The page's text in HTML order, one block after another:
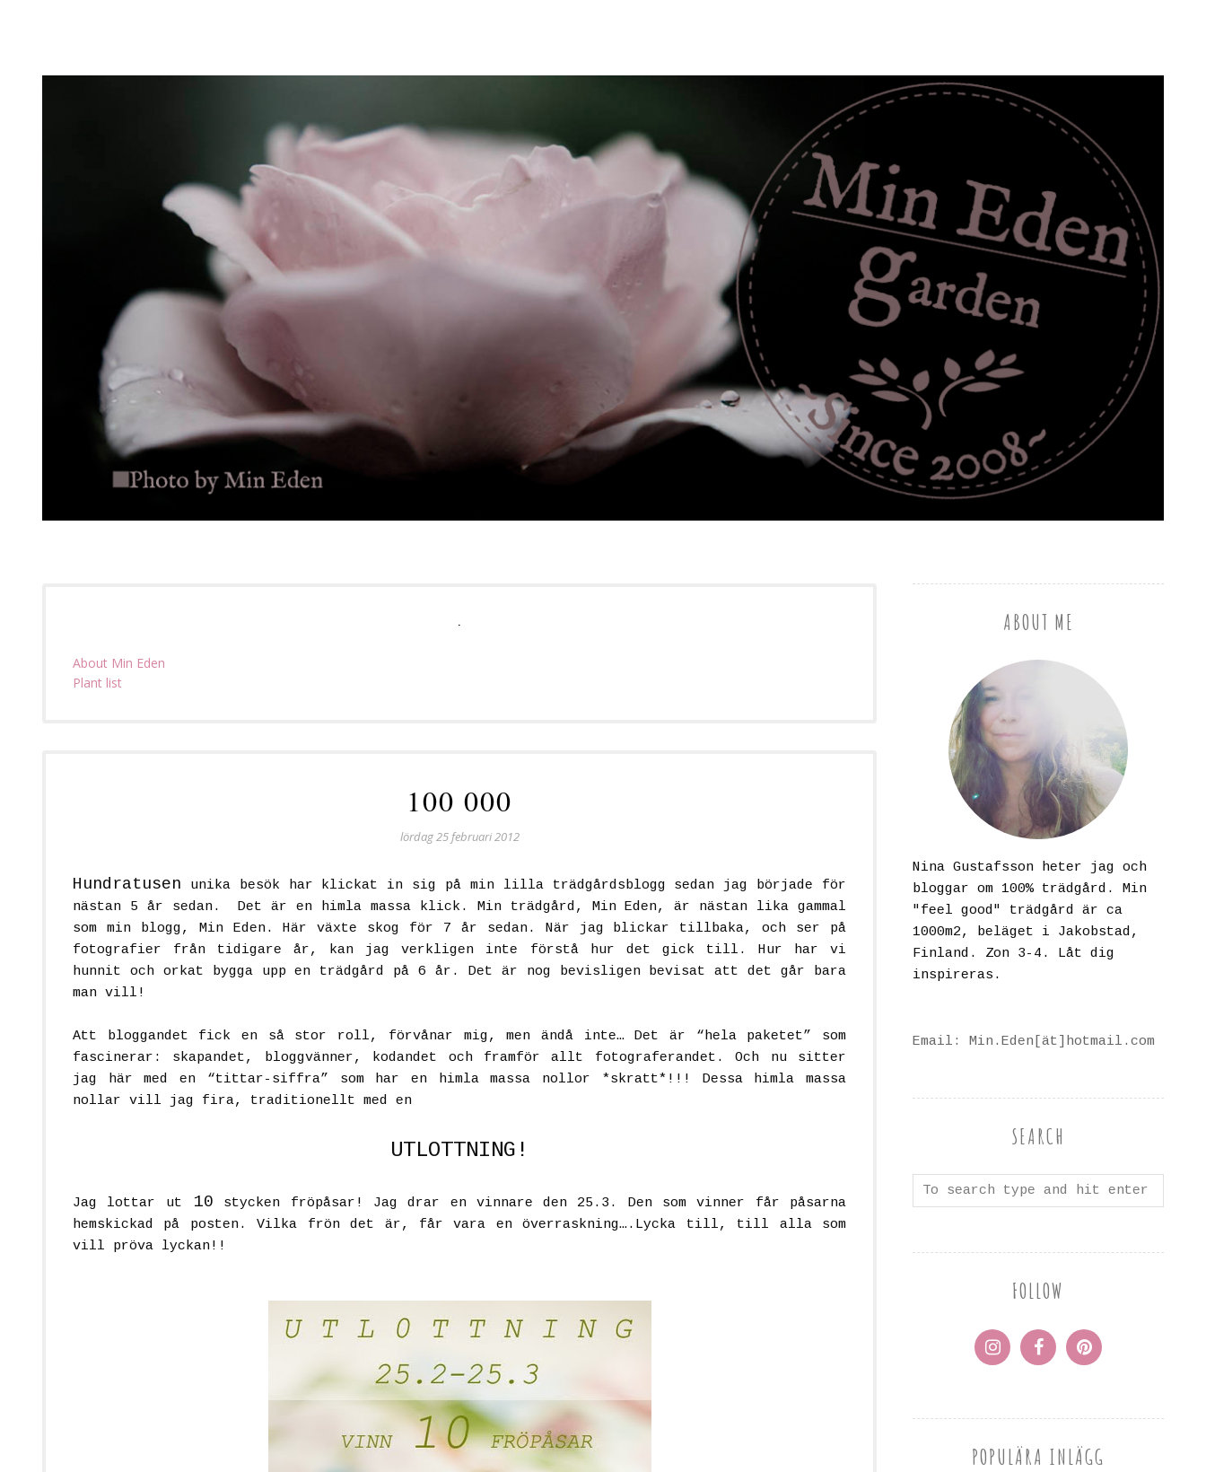
About Min Eden
Plant list
100 000
lördag 25 februari 2012
Hundratusen unika besök har klickat in sig på min lilla trädgårdsblogg sedan jag började för
nästan 5 år sedan. Det är en himla massa klick. Min trädgård, Min Eden, är nästan lika gammal
som min blogg, Min Eden. Här växte skog för 7 år sedan. När jag blickar tillbaka, och ser på
fotografier från tidigare år, kan jag verkligen inte förstå hur det gick till. Hur har vi
hunnit och orkat bygga upp en trädgård på 6 år. Det är nog bevisligen bevisat att det går bara
man vill!
Att bloggandet fick en så stor roll, förvånar mig, men ändå inte… Det är “hela paketet” som
fascinerar: skapandet, bloggvänner, kodandet och framför allt fotograferandet. Och nu sitter
jag här med en “tittar-siffra” som har en himla massa nollor *skratt* !!! Dessa himla massa
nollar vill jag fira, traditionellt med en
UTLOTTNING!
Jag lottar ut 10 stycken fröpåsar! Jag drar en vinnare den 25.3. Den som vinner får påsarna
hemskickad på posten. Vilka frön det är, får vara en överraskning….Lycka till, till alla som
vill pröva lyckan!!
ABOUT ME
Nina Gustafsson heter jag och
bloggar om 100% trädgård. Min
"feel good" trädgård är ca
1000m2, beläget i Jakobstad,
Finland. Zon 3-4. Låt dig
inspireras.
Email: Min.Eden[ät]hotmail.com
SEARCH
FOLLOW
POPULÄRA INLÄGG